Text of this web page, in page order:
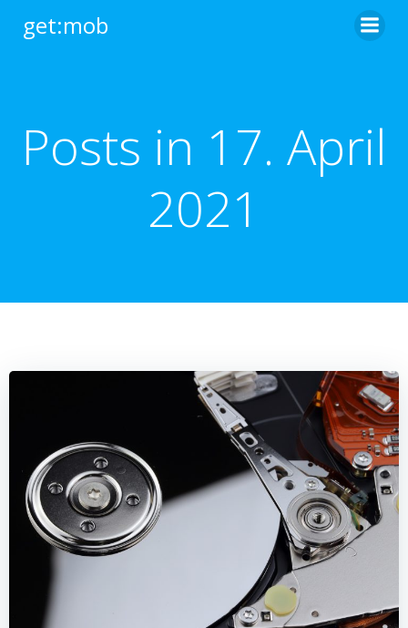
get:mob
Posts in 17. April
2021